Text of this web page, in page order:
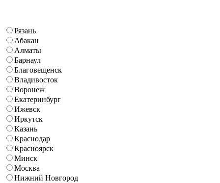
Рязань
Абакан
Алматы
Барнаул
Благовещенск
Владивосток
Воронеж
Екатеринбург
Ижевск
Иркутск
Казань
Краснодар
Красноярск
Минск
Москва
Нижний Новгород